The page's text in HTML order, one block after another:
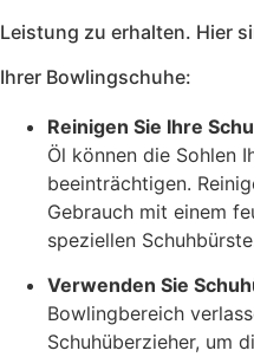
Leistung zu erhalten. Hier
Ihrer Bowlingschuhe:
Reinigen Sie Ihre
Öl können die Sohlen
beeinträchtigen.
Gebrauch mit einem
speziellen
Verwenden Sie
Bowlingbereich
Schuhüberzieher, um